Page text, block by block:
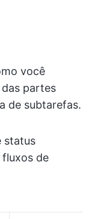
você
partes
de subtarefas.
status
fluxos de